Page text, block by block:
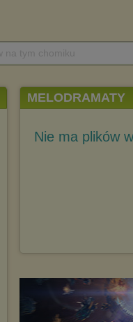
MELODRAMATY
Nie ma plików